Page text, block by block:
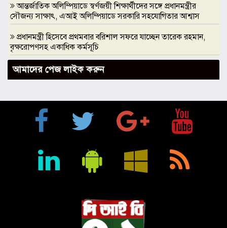
আন্তর্জাতিক অলিম্পিয়াডে স্বর্ণজয়ী শিক্ষার্থীদের সঙ্গে প্রধানমন্ত্রীর
সৌজন্য সাক্ষাৎ, এআই অলিম্পিয়াডে সরকারি সহযোগিতার আশ্বাস
প্রধানমন্ত্রী হিসেবে প্রথমবার বরিশাল সফরে যাচ্ছেন তারেক রহমান,
বৃক্ষরোপণসহ একাধিক কর্মসূচি
ঢাকা মেডিকেলকে গবেষণা, উদ্ভাবন ও মানবিক নেতৃত্বের আন্তর্জাতিক
প্রতিষ্ঠানে রূপান্তরের আহ্বান ডা. জুবাইদা রহমানের
মুক্তিযুদ্ধে ইস্ট বেঙ্গল রেজিমেন্টের গৌরবোজ্জ্বল ভূমিকা ইতিহাসের
অবিচ্ছেদ্য অধ্যায়: স্পিকার হাফিজ উদ্দিন আহমদ বীর বিক্রম
শিক্ষা প্রতিষ্ঠান জ্ঞানের বাতিঘর, শিক্ষকরা সেই আলোর বাহক: তথ্যমন্ত্রী
বায়েজিদ বোস্তামী থানার অভিযানে নিষিদ্ধ ঘোষিত আ. লীগের কর্মী
আমাদের পেজ লাইক করুন